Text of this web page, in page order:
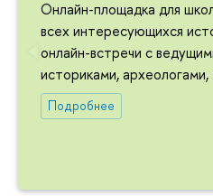
Онлайн-площадка для
всех интересующихся
онлайн-встречи с
историками,
Подробнее